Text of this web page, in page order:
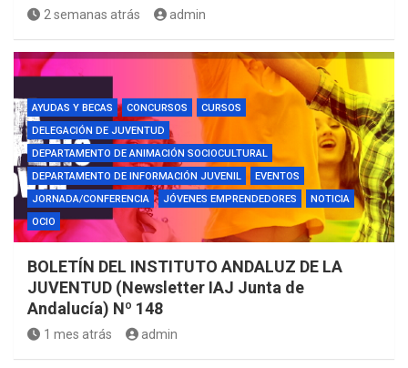
2 semanas atrás admin
AYUDAS Y BECAS CONCURSOS
CURSOS
DELEGACIÓN DE JUVENTUD
DEPARTAMENTO DE ANIMACIÓN SOCIOCULTURAL
DEPARTAMENTO DE INFORMACIÓN JUVENIL
EVENTOS
JORNADA/CONFERENCIA
JÓVENES EMPRENDEDORES
NOTICIA
OCIO
BOLETÍN DEL INSTITUTO ANDALUZ DE LA
JUVENTUD (Newsletter IAJ Junta de
Andalucía) Nº 148
1 mes atrás admin